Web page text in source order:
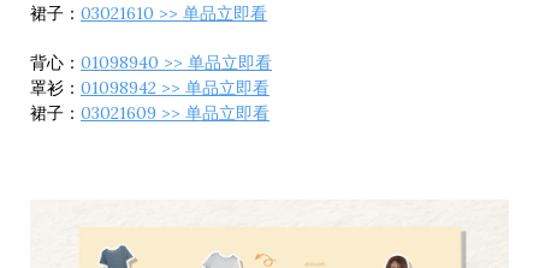
裙子： 03021610 >> 单品立即看
背心： 01098940 >> 单品立即看
罩衫： 01098942 >> 单品立即看
裙子： 03021609 >> 单品立即看